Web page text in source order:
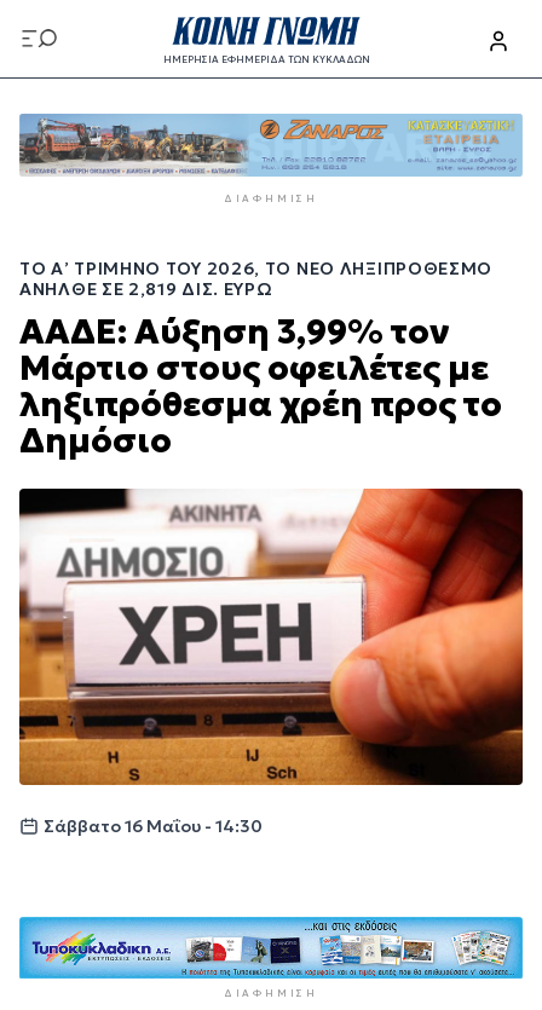
προς
το
περιεχόμενο
ΗΜΕΡΗΣΙΑ ΕΦΗΜΕΡΙΔΑ ΤΩΝ ΚΥΚΛΑΔΩΝ
προς
το
κυρίως
ΔΙΑΦΉΜΙΣΗ
ΤΟ Α’ ΤΡΊΜΗΝΟ ΤΟΥ 2026, ΤΟ ΝΈΟ ΛΗΞΙΠΡΌΘΕΣΜΟ
ΑΝΉΛΘΕ ΣΕ 2,819 ΔΙΣ. ΕΥΡΏ
ΑΑΔΕ: Αύξηση 3,99% τον
Μάρτιο στους οφειλέτες με
ληξιπρόθεσμα χρέη προς το
Δημόσιο
Σάββατο 16 Μαΐου - 14:30
ΔΙΑΦΉΜΙΣΗ